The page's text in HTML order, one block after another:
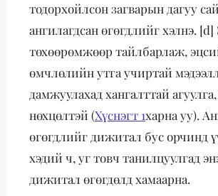
тодорхойлсон загварын дагуу
ангилагдсан өгөгдлийг хэлнэ.
төхөөрөмжөөр тайлбарлаж,
өмчлөлийн утга учиртай
дамжуулахад хангалттай
нөхцөлтэй (Хүснэгт 1харна уу).
өгөгдлийг дижитал бус орчинд
хэдий ч, уг товч танилцуулгад
дижитал өгөгдөлд хамаарна.